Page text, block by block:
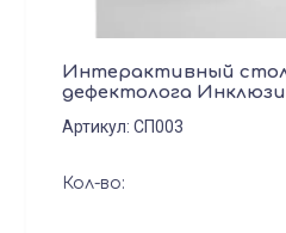
Интерактивный стол
дефектолога
Артикул: СП003
Кол-во: